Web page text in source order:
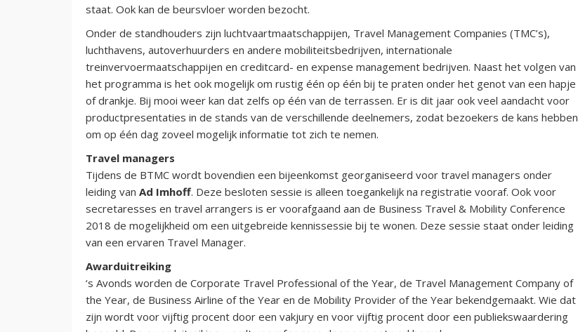
staat. Ook kan de beursvloer worden bezocht.
Onder de standhouders zijn luchtvaartmaatschappijen, Travel Management Companies (TMC’s),
luchthavens, autoverhuurders en andere mobiliteitsbedrijven, internationale
treinvervoermaatschappijen en creditcard- en expense management bedrijven. Naast het volgen van
het programma is het ook mogelijk om rustig één op één bij te praten onder het genot van een hapje
of drankje. Bij mooi weer kan dat zelfs op één van de terrassen. Er is dit jaar ook veel aandacht voor
productpresentaties in de stands van de verschillende deelnemers, zodat bezoekers de kans hebben
om op één dag zoveel mogelijk informatie tot zich te nemen.
Travel managers
Tijdens de BTMC wordt bovendien een bijeenkomst georganiseerd voor travel managers onder
leiding van Ad Imhoff. Deze besloten sessie is alleen toegankelijk na registratie vooraf. Ook voor
secretaresses en travel arrangers is er voorafgaand aan de Business Travel & Mobility Conference
2018 de mogelijkheid om een uitgebreide kennissessie bij te wonen. Deze sessie staat onder leiding
van een ervaren Travel Manager.
Awarduitreiking
‘s Avonds worden de Corporate Travel Professional of the Year, de Travel Management Company of
the Year, de Business Airline of the Year en de Mobility Provider of the Year bekendgemaakt. Wie dat
zijn wordt voor vijftig procent door een vakjury en voor vijftig procent door een publiekswaardering